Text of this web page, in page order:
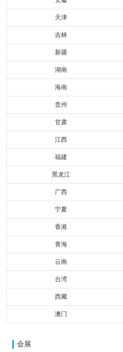
天津
吉林
新疆
湖南
海南
贵州
甘肃
江西
福建
黑龙江
广西
宁夏
香港
青海
云南
台湾
西藏
澳门
会展